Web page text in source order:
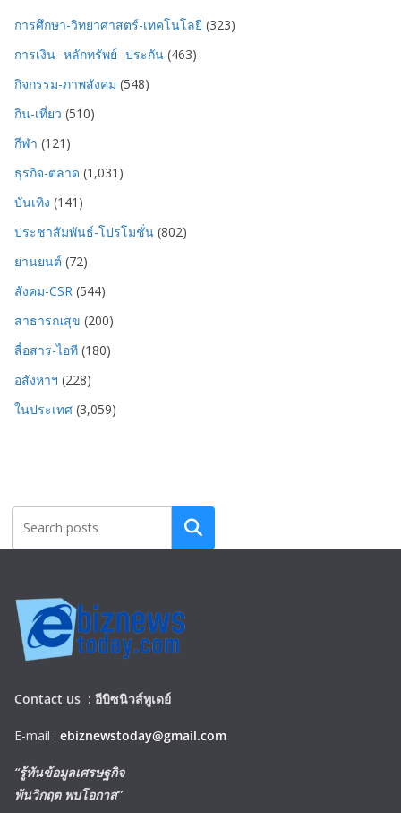
การศึกษา-วิทยาศาสตร์-เทคโนโลยี (323)
การเงิน- หลักทรัพย์- ประกัน (463)
กิจกรรม-ภาพสังคม (548)
กิน-เที่ยว (510)
กีฬา (121)
ธุรกิจ-ตลาด (1,031)
บันเทิง (141)
ประชาสัมพันธ์-โปรโมชั่น (802)
ยานยนต์ (72)
สังคม-CSR (544)
สาธารณสุข (200)
สื่อสาร-ไอที (180)
อสังหาฯ (228)
ในประเทศ (3,059)
Search
Contact us : อีบิซนิวส์ทูเดย์
E-mail : ebiznewstoday@gmail.com
“รู้ทันข้อมูลเศรษฐกิจ
พ้นวิกฤต พบโอกาส”